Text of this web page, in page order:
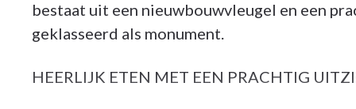
bestaat uit een nieuwbouwvleugel en een
geklasseerd als monument.
HEERLIJK ETEN MET EEN PRACHTIG